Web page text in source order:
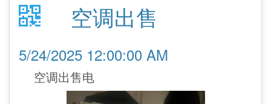
空调出售
5/24/2025 12:00:00 AM
空调出售电